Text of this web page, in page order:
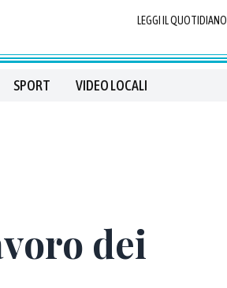
LEGGI IL QUOTIDIANO
SPORT VIDEO LOCALI
dei